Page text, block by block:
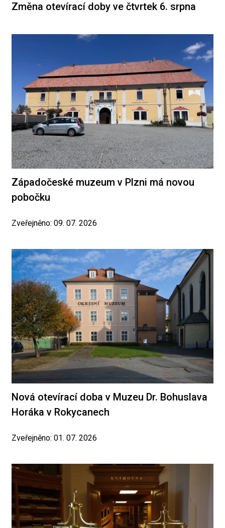
Změna otevírací doby ve čtvrtek 6. srpna
Západočeské muzeum v Plzni má novou
pobočku
Zveřejněno: 09. 07. 2026
Nová otevírací doba v Muzeu Dr. Bohuslava
Horáka v Rokycanech
Zveřejněno: 01. 07. 2026